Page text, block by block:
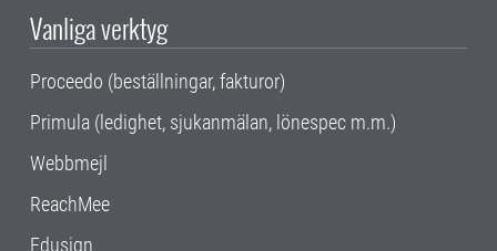
Vanliga verktyg
Proceedo (beställningar, fakturor)
Primula (ledighet, sjukanmälan, lönespec m.m.)
Webbmejl
ReachMee
Edusign